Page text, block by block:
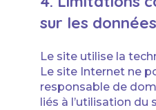
sur les
Le site utilise la
Le site Internet ne
responsable de
liés à l’utilisation du